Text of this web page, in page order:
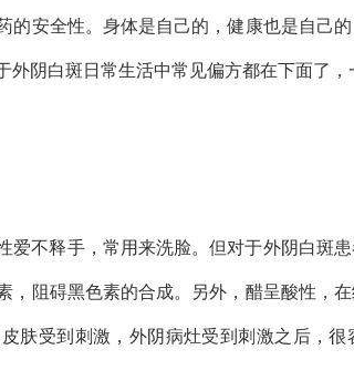
的安全性。身体是自己的，健康也是自己
阴白斑日常生活中常见偏方都在下面了，
爱不释手，常用来洗脸。但对于外阴白斑
，阻碍黑色素的合成。另外，醋呈酸性，
肤受到刺激，外阴病灶受到刺激之后，